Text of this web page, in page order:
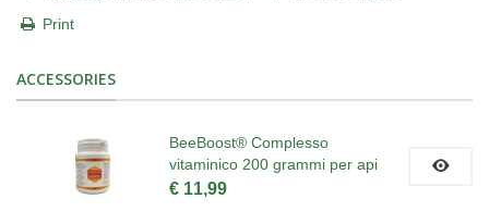
Print
ACCESSORIES
BeeBoost® Complesso
vitaminico 200 grammi per api
€ 11,99